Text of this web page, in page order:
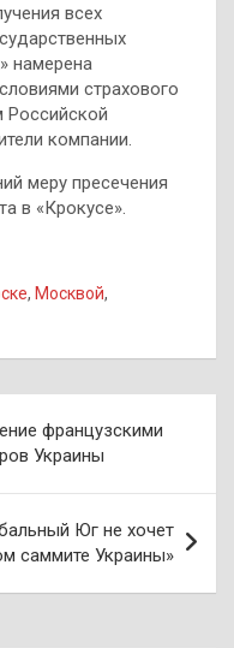
всех
намерена
страхового
Российской
компании.
меру пресечения
в «Крокусе».
, Москвой,
французскими
Украины
Юг не хочет
саммите Украины»